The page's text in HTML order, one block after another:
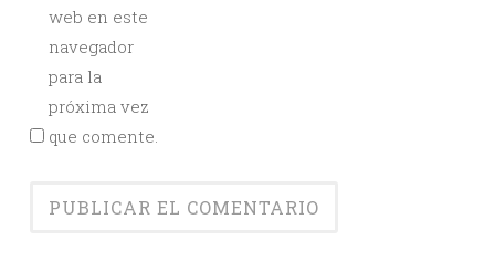
web en este
navegador
para la
próxima vez
que comente.